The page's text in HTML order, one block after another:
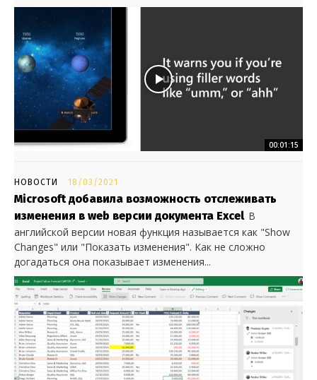
00:01:15
НОВОСТИ 18/03/2021
Microsoft добавила возможность отслеживать
изменения в web версии документа Excel В
английской версии новая функция называется как "Show
Changes" или "Показать изменения". Как не сложно
догадаться она показывает изменения...